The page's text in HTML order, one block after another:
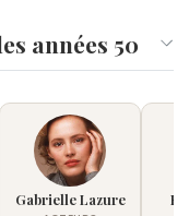
années 50
Gabrielle Lazure